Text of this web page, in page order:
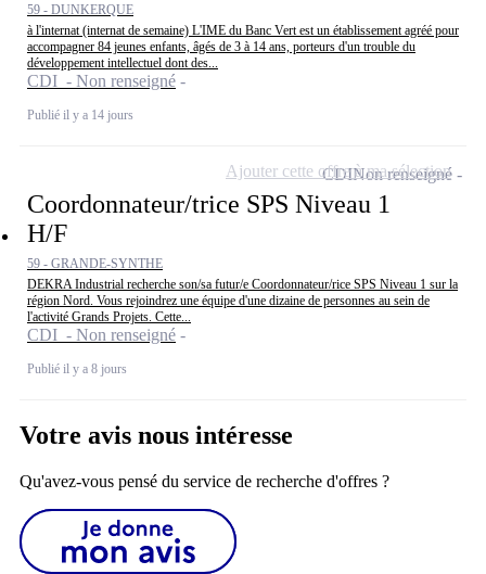
59 - DUNKERQUE
à l'internat (internat de semaine) L'IME du Banc Vert est un établissement agréé pour
accompagner 84 jeunes enfants, âgés de 3 à 14 ans, porteurs d'un trouble du
développement intellectuel dont des...
CDI - Non renseigné
Publié il y a 14 jours
Coordonnateur/trice SPS Niveau 1
H/F
59 - GRANDE-SYNTHE
DEKRA Industrial recherche son/sa futur/e Coordonnateur/rice SPS Niveau 1 sur la
région Nord. Vous rejoindrez une équipe d'une dizaine de personnes au sein de
l'activité Grands Projets. Cette...
CDI - Non renseigné
Publié il y a 8 jours
CDINon renseigné
Ajouter cette offre à ma sélection
Votre avis nous intéresse
Qu'avez-vous pensé du service de recherche d'offres ?